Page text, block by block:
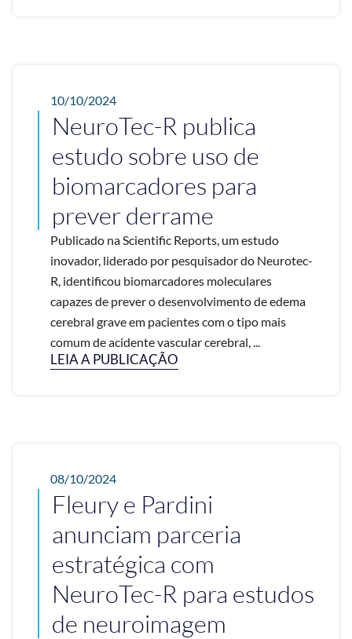
10/10/2024
NeuroTec-R publica
estudo sobre uso de
biomarcadores para
prever derrame
Publicado na Scientific Reports, um estudo
inovador, liderado por pesquisador do Neurotec-
R, identificou biomarcadores moleculares
capazes de prever o desenvolvimento de edema
cerebral grave em pacientes com o tipo mais
comum de acidente vascular cerebral, ...
LEIA A PUBLICAÇÃO
08/10/2024
Fleury e Pardini
anunciam parceria
estratégica com
NeuroTec-R para estudos
de neuroimagem